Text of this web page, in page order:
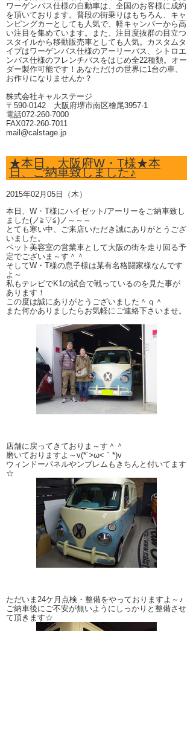
ワーゲンバス仕様の自動車は、全国のお客様に成約
を頂いております。普段の街乗りはもちろん、キャ
ンピングカーとしても人気で、軽キャンパーから高
い注目を集めています。また、注目度抜群の目立つ
スタイルから移動販売車としても人気。カスタムタ
イプはワーゲンバス仕様のアーリーバス、シトロエ
ンバス仕様のフレンチバスをはじめ全22種類。オー
ダー製作可能です！あなただけの世界に1台の車、
お作りになりませんか？
株式会社キャルステージ
〒590-0142 大阪府堺市南区檜尾3957-1
電話072-260-7000
FAX072-260-7011
mail@calstage.jp
★本日、大阪府W・T様★本
日、ご納車致しました♪
2015年02月05日（木）
本日、W・T様にハイゼット/アーリーをご納車致し
ました(ノ≧▽≦)ノ～～～
とても寒い中、ご来店いただき誠にありがとうござ
いました。
ペット美容室の営業車として大阪の街を走り回る予
定でございま～す＾＾
そしてW・T様の息子様は某有名格闘家様なんです
よ～
私もテレビでK1の試合で戦っているのを見た事が
あります！
この度は誠にありがとうございました＾ｑ＾
また何かありましたらお気軽にご連絡下さいませ。
店舗に戻ってきておりま～す＾＾
磨いておりますよ～v(*´>ω<｀*)v
ウィンドーパネルやンブレムもきちんと付いてます
☆
ただいま24ケ月点検・整備をやっておりますよ～♪
ご納車後にご不安が無いようにしっかりと整備させ
て頂きます☆